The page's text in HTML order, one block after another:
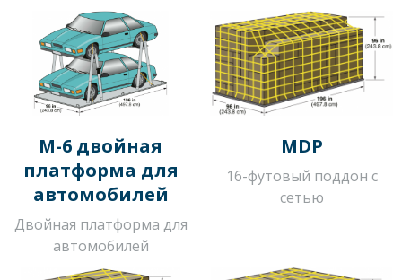
M-6 двойная
платформа для
автомобилей
Двойная платформа для
автомобилей
MDP
16-футовый поддон с
сетью